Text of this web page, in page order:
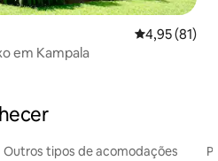
4,95 de uma
4,95 (81)
em Kampala
Outros tipos de acomodações